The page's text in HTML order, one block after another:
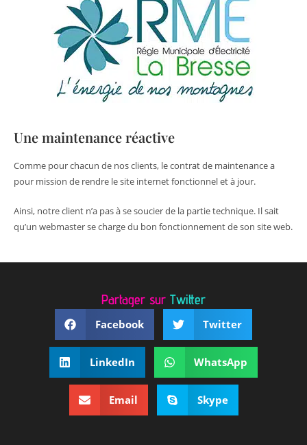
Une maintenance réactive
Comme pour chacun de nos clients, le contrat de maintenance a
pour mission de rendre le site internet fonctionnel et à jour.
Ainsi, notre client n’a pas à se soucier de la partie technique. Il sait
qu’un webmaster se charge du bon fonctionnement de son site web.
Partager sur Linkedin
Facebook Twitter
LinkedIn WhatsApp
Email Skype